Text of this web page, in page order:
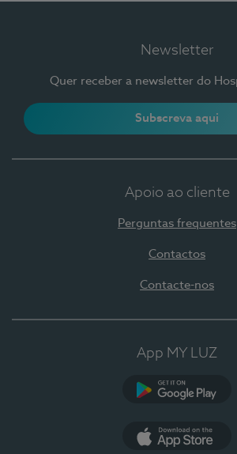
Newsletter
Quer receber a newsletter do
Subscreva aqui
Apoio ao cliente
Perguntas frequentes
Contactos
Contacte-nos
App MY LUZ